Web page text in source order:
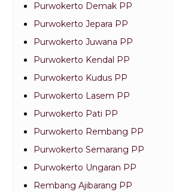
Purwokerto Demak PP
Purwokerto Jepara PP
Purwokerto Juwana PP
Purwokerto Kendal PP
Purwokerto Kudus PP
Purwokerto Lasem PP
Purwokerto Pati PP
Purwokerto Rembang PP
Purwokerto Semarang PP
Purwokerto Ungaran PP
Rembang Ajibarang PP